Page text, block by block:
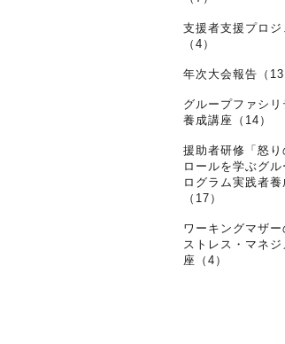
支援者支援プロジ
（4）
年次大会報告（13
グループファシリ
養成講座（14）
援助者研修「怒り
ロールを学ぶグ
ログラム実践者養
（17）
ワーキングマザ
ストレス・マネ
座（4）